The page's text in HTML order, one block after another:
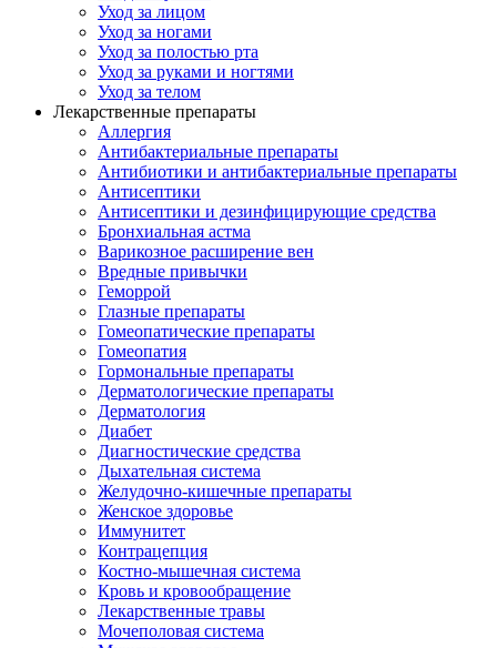
Уход за лицом
Уход за ногами
Уход за полостью рта
Уход за руками и ногтями
Уход за телом
Лекарственные препараты
Аллергия
Антибактериальные препараты
Антибиотики и антибактериальные препараты
Антисептики
Антисептики и дезинфицирующие средства
Бронхиальная астма
Варикозное расширение вен
Вредные привычки
Геморрой
Глазные препараты
Гомеопатические препараты
Гомеопатия
Гормональные препараты
Дерматологические препараты
Дерматология
Диабет
Диагностические средства
Дыхательная система
Желудочно-кишечные препараты
Женское здоровье
Иммунитет
Контрацепция
Костно-мышечная система
Кровь и кровообращение
Лекарственные травы
Мочеполовая система